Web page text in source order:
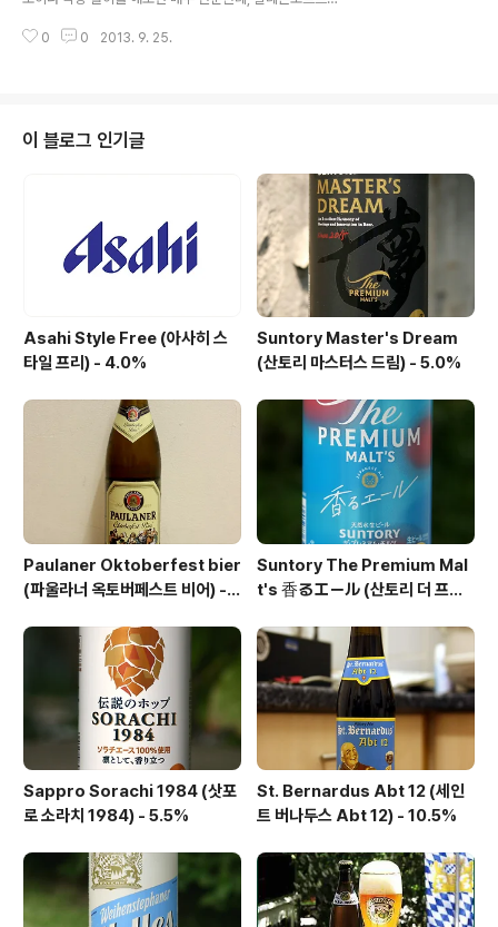
st)의 경우에 대입해도 高 도수의 맥주가 수도원의 맥주로
서 자리매김하고 있는 사실이 엿보이는데, 두벨(Dubbel),
장이 위치한 지역으로서, 독일 맥주들의 네이밍에서 자주
usbrauerbier)또한 간단한 이름으로 '가정에서 만들어진
맥주' 라는 뜻을 간직하고 있습니다. 종합하면 '할레른도르
프(지역)의 집에서 양조된 맥주' 가 되네요. - 블로그에 리
뷰된 Rittmayer 양조장의 맥주들 - Rittmayer Smoke
y George (리트마이어 스모키 게오르게) - 5.0..
0 0 2013. 9. 25.
이 블로그 인기글
Asahi Style Free (아사히 스
타일 프리) - 4.0%
Suntory Master's Dream
(산토리 마스터스 드림) - 5.0%
Paulaner Oktoberfest bier
(파울라너 옥토버페스트 비어) -
Suntory The Premium Mal
t's 香るエール (산토리 더 프리
Sappro Sorachi 1984 (삿포
로 소라치 1984) - 5.5%
St. Bernardus Abt 12 (세인
트 버나두스 Abt 12) - 10.5%